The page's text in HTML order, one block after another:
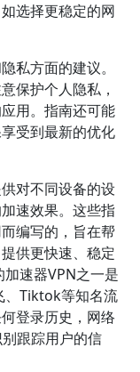
选择更稳定的网
私方面的建议。
保护个人隐私，
用。指南还可能
受到最新的优化
对不同设备的设
速效果。这些指
编写的，旨在帮
供更快速、稳定
速器VPN之一是
、Tiktok等知名流
登录历史，网络
跟踪用户的信